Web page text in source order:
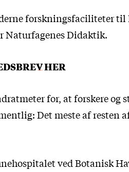
forskningsfaciliteter til
Didaktik.
HER
for, at forskere og
Det meste af resten
ved Botanisk